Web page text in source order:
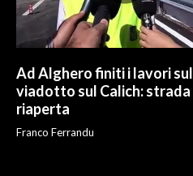
Ad Alghero finiti i lavori sul
viadotto sul Calich: strada
riaperta
Franco Ferrandu